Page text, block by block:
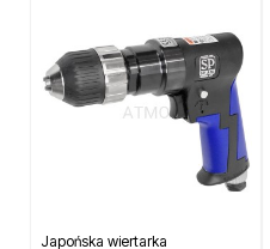
Japońska wiertarka